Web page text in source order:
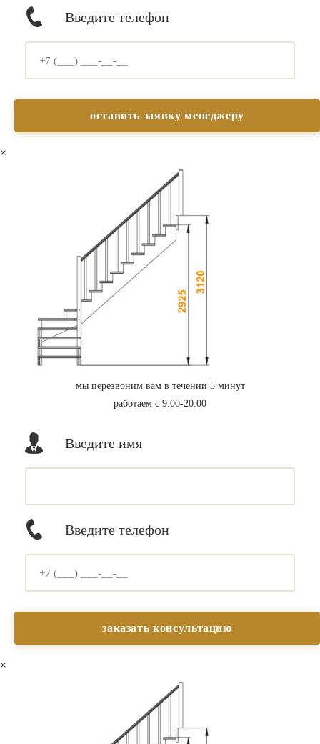
Введите телефон
×
мы перезвоним вам в течении 5 минут
работаем с 9.00-20.00
Введите имя
Введите телефон
×